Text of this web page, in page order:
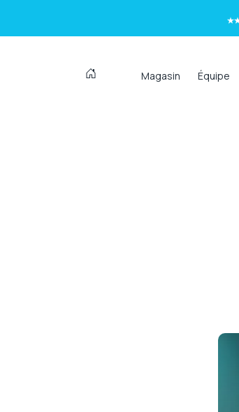
Magasin Équipe